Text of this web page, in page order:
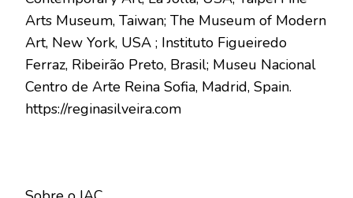
Arts Museum, Taiwan; The Museum of Modern
Art, New York, USA ; Instituto Figueiredo
Ferraz, Ribeirão Preto, Brasil; Museu Nacional
Centro de Arte Reina Sofia, Madrid, Spain.
https://reginasilveira.com